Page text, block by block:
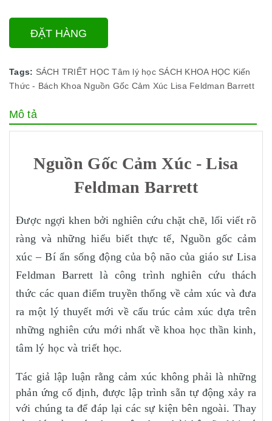
ĐẶT HÀNG
Tags: SÁCH TRIẾT HỌC Tâm lý học SÁCH KHOA HỌC Kiến
Thức - Bách Khoa Nguồn Gốc Cảm Xúc Lisa Feldman Barrett
Mô tả
Nguồn Gốc Cảm Xúc - Lisa
Feldman Barrett
Được ngợi khen bởi nghiên cứu chặt chẽ, lối viết rõ
ràng và những hiểu biết thực tế, Nguồn gốc cảm
xúc – Bí ẩn sống động của bộ não của giáo sư Lisa
Feldman Barrett là công trình nghiên cứu thách
thức các quan điểm truyền thống về cảm xúc và đưa
ra một lý thuyết mới về cấu trúc cảm xúc dựa trên
những nghiên cứu mới nhất về khoa học thần kinh,
tâm lý học và triết học.
Tác giả lập luận rằng cảm xúc không phải là những
phản ứng cố định, được lập trình sẵn tự động xảy ra
với chúng ta để đáp lại các sự kiện bên ngoài. Thay